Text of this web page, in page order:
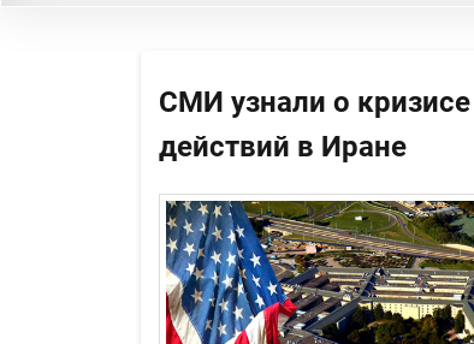
СМИ узнали о
действий в Иране